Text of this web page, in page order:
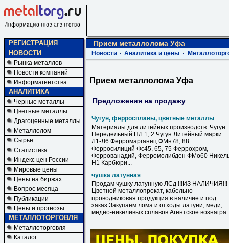
РЕГИСТРАЦИЯ
НОВОСТИ
Рынка металлов
Новости компаний
Информагентства
АНАЛИТИКА
Черные металлы
Цветные металлы
Драгоценные металлы
Металлолом
Сырье
Статистика
Индекс цен России
Мировые цены
Цены на биржах
Вопрос месяца
Публикации
Цены и прогнозы
МЕТАЛЛОТОРГОВЛЯ
Металлоторговля
Каталог
Прием металлолома Уфа
Новости Аналитика и цены
Прием металлолома Уфа
Предложения на продажу
Чугун, ферросплавы, цветные металлы
Материалы для литейных производств: Чугун
Передельный ПЛ 1, 2 Чугун Литейный марки
Л1-Л6 Ферромарганец ФМн78, 88
Ферросилиций Фс45, 65, 75 Феррохром,
Феррованадий, Ферромолибден ФМо60
Н1 Карбюри...
чушка латунная
Продам чушку латунную ЛСд !!!ИЗ НАЛИЧИЯ!!!
Цветной металлопрокат, кабельно-
проводниковая продукция в наличие и под
заказ Закупаем лома и отходы латуни, меди,
медно-никеливых сплавов Агентское